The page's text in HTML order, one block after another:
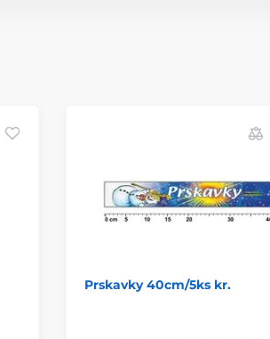
Prskavky 40cm/5ks kr.